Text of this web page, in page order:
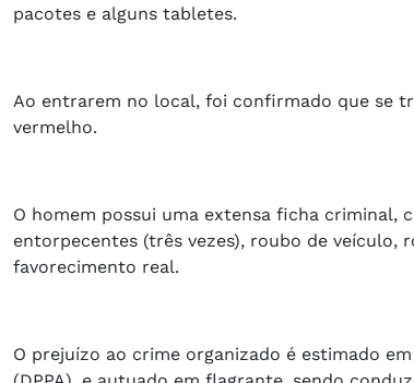
pacotes e alguns tabletes.
Ao entrarem no local, foi confirmado que se
vermelho.
O homem possui uma extensa ficha criminal,
entorpecentes (três vezes), roubo de veículo,
favorecimento real.
O prejuízo ao crime organizado é estimado